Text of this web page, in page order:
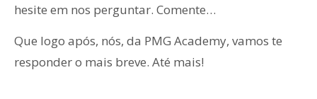
hesite em nos perguntar. Comente…
Que logo após, nós, da PMG Academy, vamos te
responder o mais breve. Até mais!